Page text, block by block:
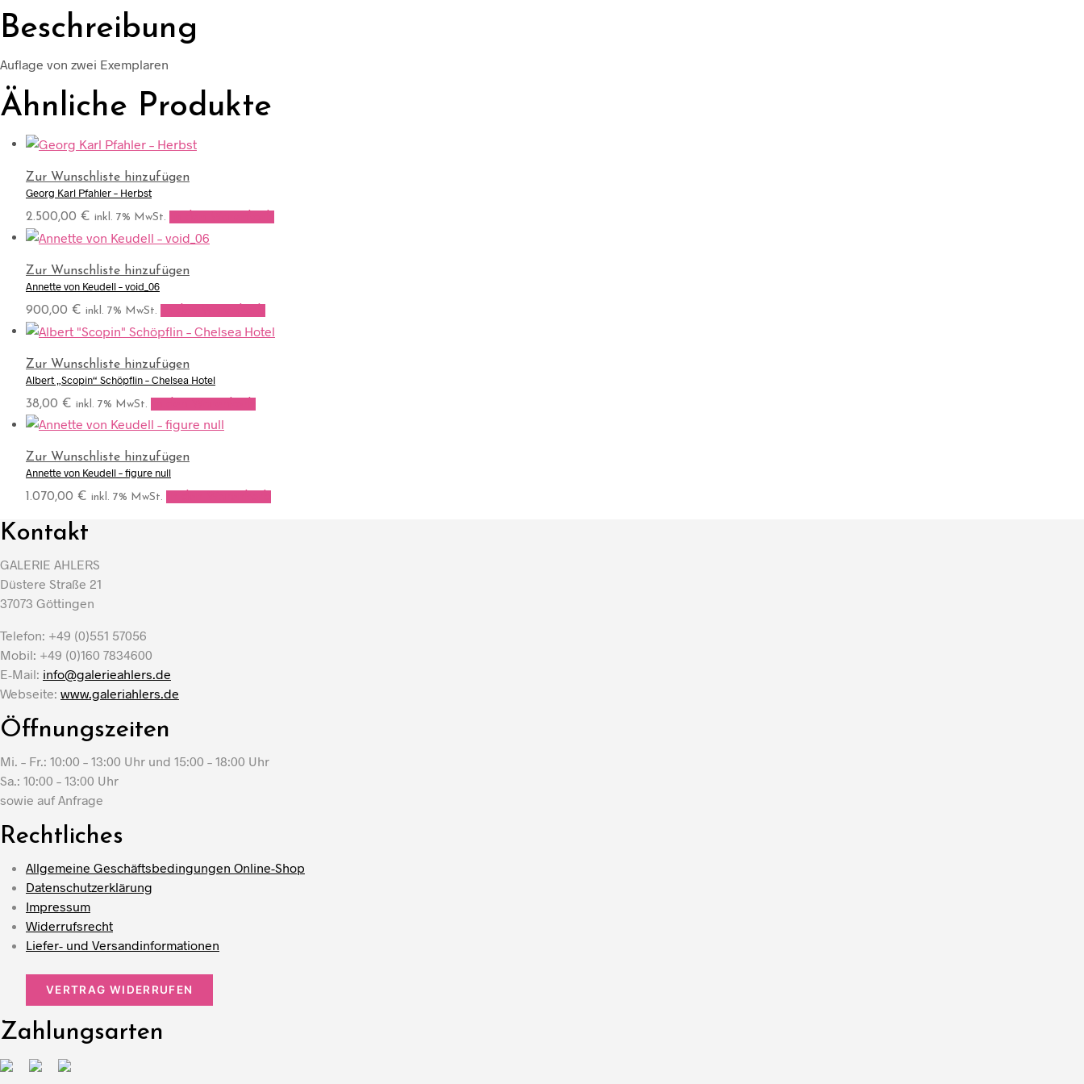
Beschreibung
Auflage von zwei Exemplaren
Ähnliche Produkte
Zur Wunschliste hinzufügen
Georg Karl Pfahler – Herbst
2.500,00 € inkl. 7% MwSt.
Zur Wunschliste hinzufügen
Annette von Keudell – void_06
900,00 € inkl. 7% MwSt.
Zur Wunschliste hinzufügen
Albert „Scopin“ Schöpflin – Chelsea Hotel
38,00 € inkl. 7% MwSt.
Zur Wunschliste hinzufügen
Annette von Keudell – figure null
1.070,00 € inkl. 7% MwSt.
Kontakt
GALERIE AHLERS
Düstere Straße 21
37073 Göttingen
Telefon: +49 (0)551 57056
Mobil: +49 (0)160 7834600
E-Mail: info@galerieahlers.de
Webseite: www.galeriahlers.de
Öffnungszeiten
Mi. – Fr.: 10:00 – 13:00 Uhr und 15:00 – 18:00 Uhr
Sa.: 10:00 – 13:00 Uhr
sowie auf Anfrage
Rechtliches
Allgemeine Geschäftsbedingungen Online-Shop
Datenschutzerklärung
Impressum
Widerrufsrecht
Liefer- und Versandinformationen
VERTRAG WIDERRUFEN
Zahlungsarten